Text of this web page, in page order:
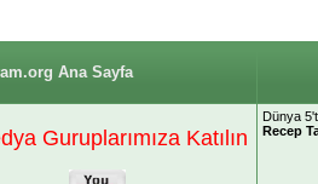
Ana Sayfa
Guruplarımıza Katılın
Dünya
Recep